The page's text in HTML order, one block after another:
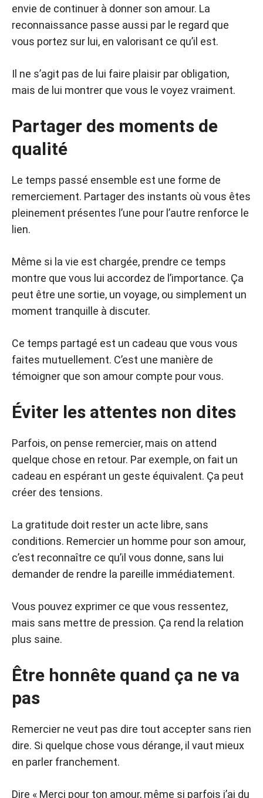
envie de continuer à donner son amour. La
reconnaissance passe aussi par le regard que
vous portez sur lui, en valorisant ce qu’il est.
Il ne s’agit pas de lui faire plaisir par obligation,
mais de lui montrer que vous le voyez vraiment.
Partager des moments de
qualité
Le temps passé ensemble est une forme de
remerciement. Partager des instants où vous êtes
pleinement présentes l’une pour l’autre renforce le
lien.
Même si la vie est chargée, prendre ce temps
montre que vous lui accordez de l’importance. Ça
peut être une sortie, un voyage, ou simplement un
moment tranquille à discuter.
Ce temps partagé est un cadeau que vous vous
faites mutuellement. C’est une manière de
témoigner que son amour compte pour vous.
Éviter les attentes non dites
Parfois, on pense remercier, mais on attend
quelque chose en retour. Par exemple, on fait un
cadeau en espérant un geste équivalent. Ça peut
créer des tensions.
La gratitude doit rester un acte libre, sans
conditions. Remercier un homme pour son amour,
c’est reconnaître ce qu’il vous donne, sans lui
demander de rendre la pareille immédiatement.
Vous pouvez exprimer ce que vous ressentez,
mais sans mettre de pression. Ça rend la relation
plus saine.
Être honnête quand ça ne va
pas
Remercier ne veut pas dire tout accepter sans rien
dire. Si quelque chose vous dérange, il vaut mieux
en parler franchement.
Dire « Merci pour ton amour, même si parfois j’ai du